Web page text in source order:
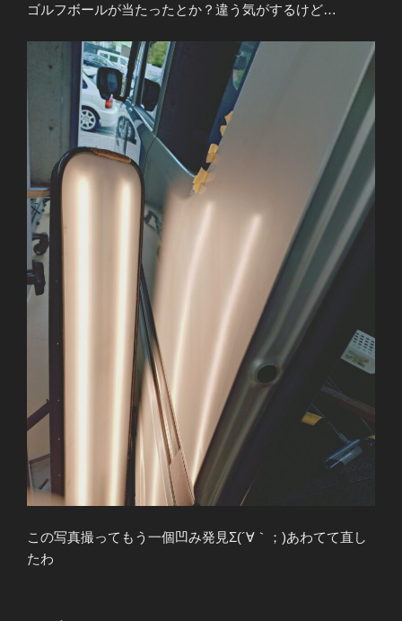
ゴルフボールが当たったとか？違う気がするけど…
この写真撮ってもう一個凹み発見Σ(´∀｀；)あわてて直し
たわ